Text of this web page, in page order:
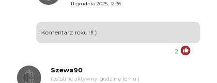
11 grudnia 2025, 12:36
Komentarz roku !!!:)
2
Szewa90
(ostatnio aktywny: godzinę temu )